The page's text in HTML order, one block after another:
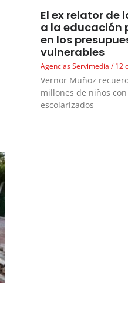
El ex relator de
a la educación
en los
vulnerables
Agencias Servimedia 12
Vernor Muñoz
millones de niños
escolarizados